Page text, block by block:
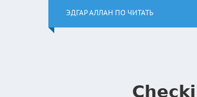
ЭДГАР АЛЛАН ПО ЧИТАТЬ